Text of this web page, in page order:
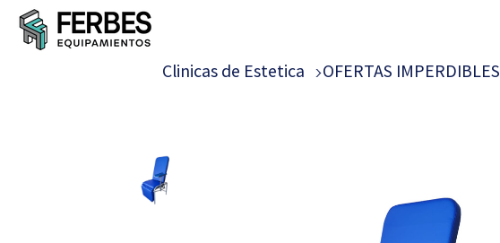
Clinicas de Estetica OFERTAS IMPERDIBLES